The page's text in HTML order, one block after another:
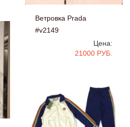
Ветровка Prada
#v2149
Цена:
21000 РУБ.